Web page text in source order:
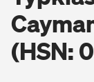
Wohnen
(HSN: